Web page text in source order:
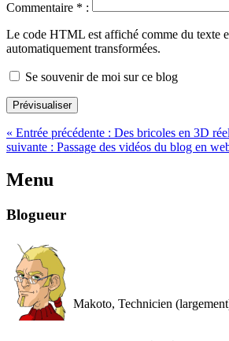
Commentaire * :
Le code HTML est affiché comme du texte
automatiquement transformées.
Se souvenir de moi sur ce blog
Prévisualiser
« Entrée précédente : Des bricoles en 3D
suivante : Passage des vidéos du blog en
Menu
Blogueur
Makoto, Technicien